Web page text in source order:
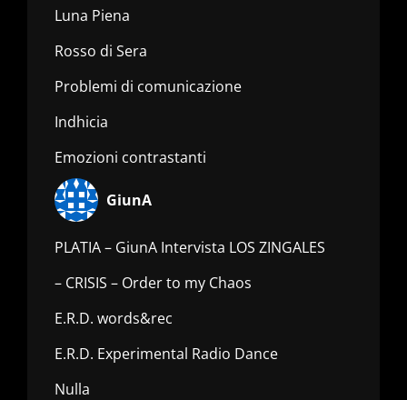
Luna Piena
Rosso di Sera
Problemi di comunicazione
Indhicia
Emozioni contrastanti
GiunA
PLATIA – GiunA Intervista LOS ZINGALES
– CRISIS – Order to my Chaos
E.R.D. words&rec
E.R.D. Experimental Radio Dance
Nulla